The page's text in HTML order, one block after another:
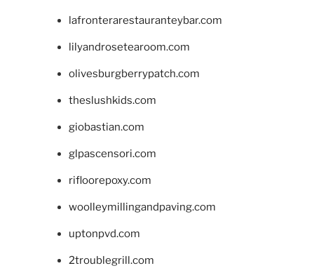
lafronterarestauranteybar.com
lilyandrosetearoom.com
olivesburgberrypatch.com
theslushkids.com
giobastian.com
glpascensori.com
rifloorepoxy.com
woolleymillingandpaving.com
uptonpvd.com
2troublegrill.com